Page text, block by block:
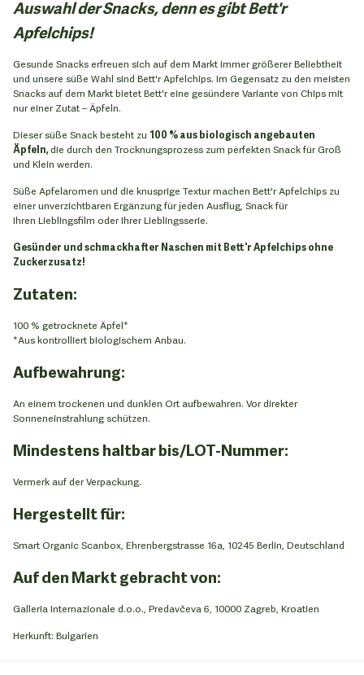
Auswahl der Snacks, denn es gibt Bett'r
Apfelchips!
Gesunde Snacks erfreuen sich auf dem Markt immer größerer Beliebtheit
und unsere süße Wahl sind Bett'r Apfelchips. Im Gegensatz zu den meisten
Snacks auf dem Markt bietet Bett'r eine gesündere Variante von Chips mit
nur einer Zutat – Äpfeln.
Dieser süße Snack besteht zu 100 % aus biologisch angebauten
Äpfeln,die durch den Trocknungsprozess zum perfekten Snack für Groß
und Klein werden.
Süße Apfelaromen und die knusprige Textur machen Bett'r Apfelchips zu
einer unverzichtbaren Ergänzung für jeden Ausflug, Snack für
Ihren Lieblingsfilm oder Ihrer Lieblingsserie.
Gesünder und schmackhafter Naschen mit Bett'r Apfelchips ohne
Zuckerzusatz!
Zutaten:
100 % getrocknete Äpfel*
*Aus kontrolliert biologischem Anbau.
Aufbewahrung:
An einem trockenen und dunklen Ort aufbewahren. Vor direkter
Sonneneinstrahlung schützen.
Mindestens haltbar bis/LOT-Nummer:
Vermerk auf der Verpackung.
Hergestellt für:
Smart Organic Scanbox, Ehrenbergstrasse 16a, 10245 Berlin, Deutschland
Auf den Markt gebracht von:
Galleria Internazionale d.o.o., Predavčeva 6, 10000 Zagreb, Kroatien
Herkunft: Bulgarien